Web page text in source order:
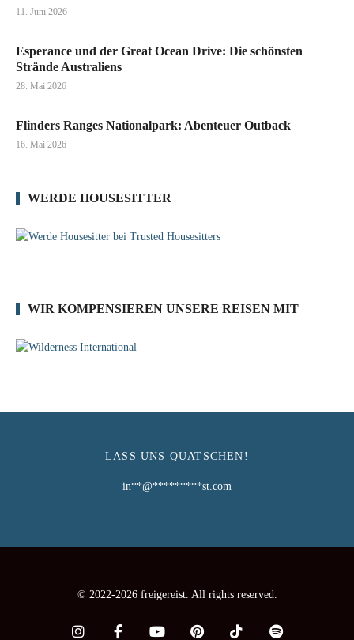
11. Juni 2026
Esperance und der Great Ocean Drive: Die schönsten
Strände Australiens
28. Mai 2026
Flinders Ranges Nationalpark: Abenteuer Outback
16. Mai 2026
WERDE HOUSESITTER
WIR KOMPENSIEREN UNSERE REISEN MIT
LASS UNS QUATSCHEN!
in**@*********st.com
© 2022-2026 freigereist. All rights reserved.